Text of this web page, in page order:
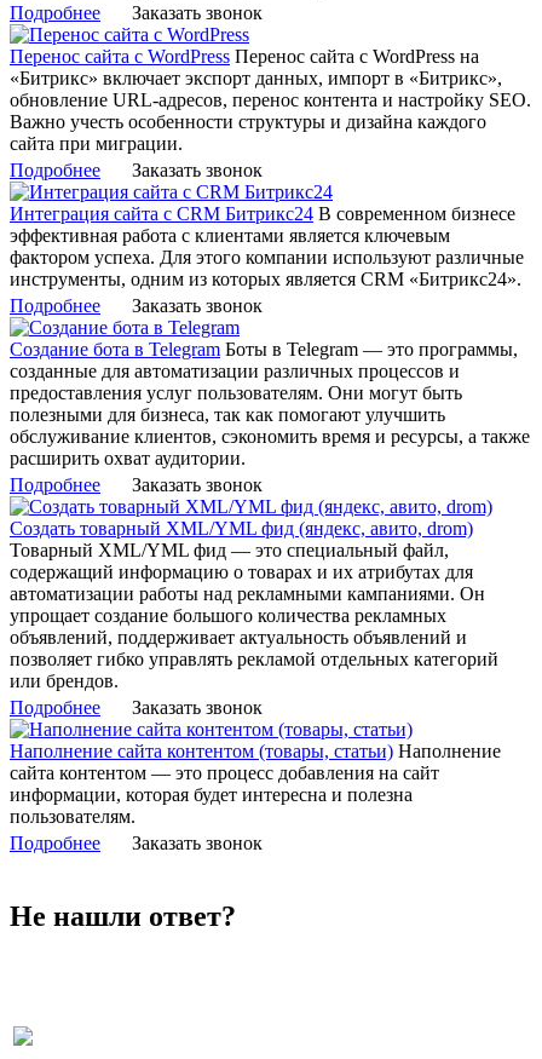
Подробнее
Заказать звонок
Перенос сайта с WordPress Перенос сайта с WordPress на
«Битрикс» включает экспорт данных, импорт в «Битрикс»,
обновление URL-адресов, перенос контента и настройку SEO.
Важно учесть особенности структуры и дизайна каждого
сайта при миграции.
Подробнее
Заказать звонок
Интеграция сайта с CRM Битрикс24 В современном бизнесе
эффективная работа с клиентами является ключевым
фактором успеха. Для этого компании используют различные
инструменты, одним из которых является CRM «Битрикс24».
Подробнее
Заказать звонок
Создание бота в Telegram Боты в Telegram — это программы,
созданные для автоматизации различных процессов и
предоставления услуг пользователям. Они могут быть
полезными для бизнеса, так как помогают улучшить
обслуживание клиентов, сэкономить время и ресурсы, а также
расширить охват аудитории.
Подробнее
Заказать звонок
Создать товарный XML/YML фид (яндекс, авито, drom)
Товарный XML/YML фид — это специальный файл,
содержащий информацию о товарах и их атрибутах для
автоматизации работы над рекламными кампаниями. Он
упрощает создание большого количества рекламных
объявлений, поддерживает актуальность объявлений и
позволяет гибко управлять рекламой отдельных категорий
или брендов.
Подробнее
Заказать звонок
Наполнение сайта контентом (товары, статьи) Наполнение
сайта контентом — это процесс добавления на сайт
информации, которая будет интересна и полезна
пользователям.
Подробнее
Заказать звонок
Не нашли ответ?